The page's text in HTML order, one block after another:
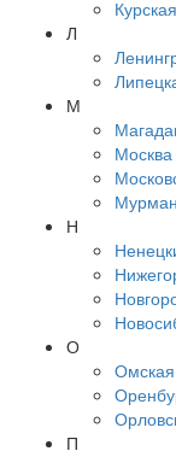
Л
М
Москва
Н
О
Омская
П